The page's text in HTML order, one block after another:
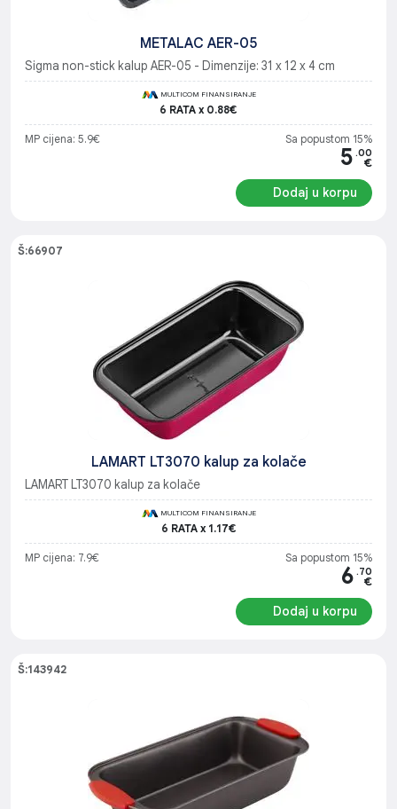
METALAC AER-05
Sigma non-stick kalup AER-05 - Dimenzije: 31 x 12 x 4 cm
MULTICOM FINANSIRANJE
6 RATA x 0.88€
MP cijena: 5.9€ Sa popustom 15%
5 .00
€
Dodaj u korpu
Š:66907
LAMART LT3070 kalup za kolače
LAMART LT3070 kalup za kolače
MULTICOM FINANSIRANJE
6 RATA x 1.17€
MP cijena: 7.9€ Sa popustom 15%
6 .70
€
Dodaj u korpu
Š:143942